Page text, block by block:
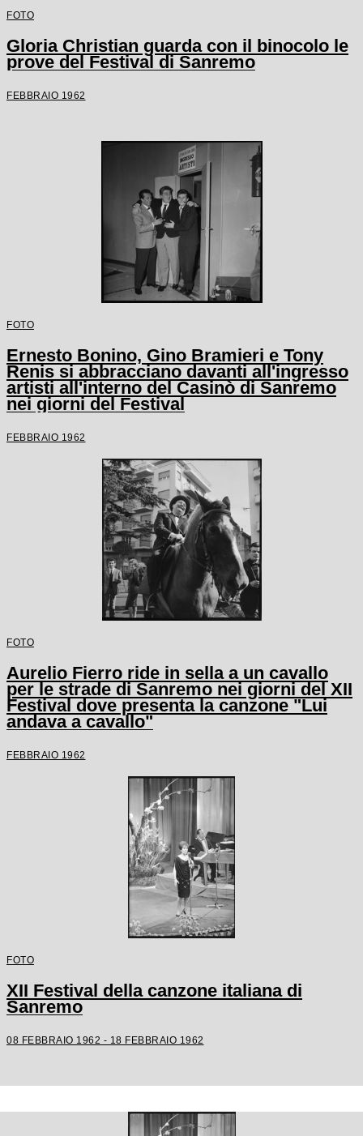
FOTO
Gloria Christian guarda con il binocolo le
prove del Festival di Sanremo
FEBBRAIO 1962
FOTO
Ernesto Bonino, Gino Bramieri e Tony
Renis si abbracciano davanti all'ingresso
artisti all'interno del Casinò di Sanremo
nei giorni del Festival
FEBBRAIO 1962
FOTO
Aurelio Fierro ride in sella a un cavallo
per le strade di Sanremo nei giorni del XII
Festival dove presenta la canzone "Lui
andava a cavallo"
FEBBRAIO 1962
FOTO
XII Festival della canzone italiana di
Sanremo
08 FEBBRAIO 1962 - 18 FEBBRAIO 1962